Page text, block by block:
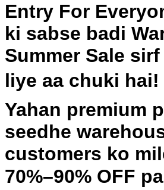
Entry For
ki sabse badi
Summer Sale
liye aa chuki
Yahan premium
seedhe
customers ko
70%–90% OFF